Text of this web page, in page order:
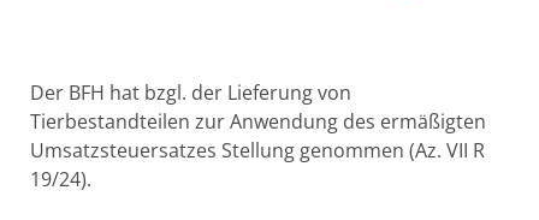
Der BFH hat bzgl. der Lieferung von
Tierbestandteilen zur Anwendung des ermäßigten
Umsatzsteuersatzes Stellung genommen (Az. VII R
19/24).